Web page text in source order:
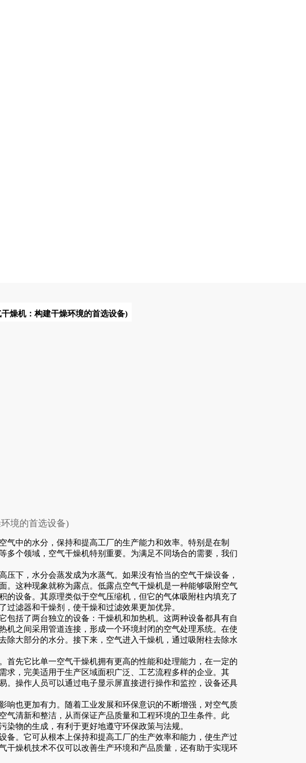
燥机：构建干燥环境的首选设备)
境的首选设备)
中的水分，保持和提高工厂的生产能力和效率。特别是在制
多个领域，空气干燥机特别重要。为满足不同场合的需要，我们
下，水分会蒸发成为水蒸气。如果没有恰当的空气干燥设备，
。这种现象就称为露点。低露点空气干燥机是一种能够吸附空气
设备。其原理类似于空气压缩机，但它的气体吸附柱内填充了
滤器和干燥剂，使干燥和过滤效果更加优异。
括了两台独立的设备：干燥机和加热机。这两种设备都具有自
机之间采用管道连接，形成一个环境封闭的空气处理系统。在使
除大部分的水分。接下来，空气进入干燥机，通过吸附柱去除水
首先它比单一空气干燥机拥有更高的性能和处理能力，在一定的
求，完美适用于生产区域面积广泛、工艺流程多样的企业。其
。操作人员可以通过电子显示屏直接进行操作和监控，设备还具
响也更加有力。随着工业发展和环保意识的不断增强，对空气质
气清新和整洁，从而保证产品质量和工程环境的卫生条件。此
物的生成，有利于更好地遵守环保政策与法规。
备。它可从根本上保持和提高工厂的生产效率和能力，使生产过
干燥机技术不仅可以改善生产环境和产品质量，还有助于实现环